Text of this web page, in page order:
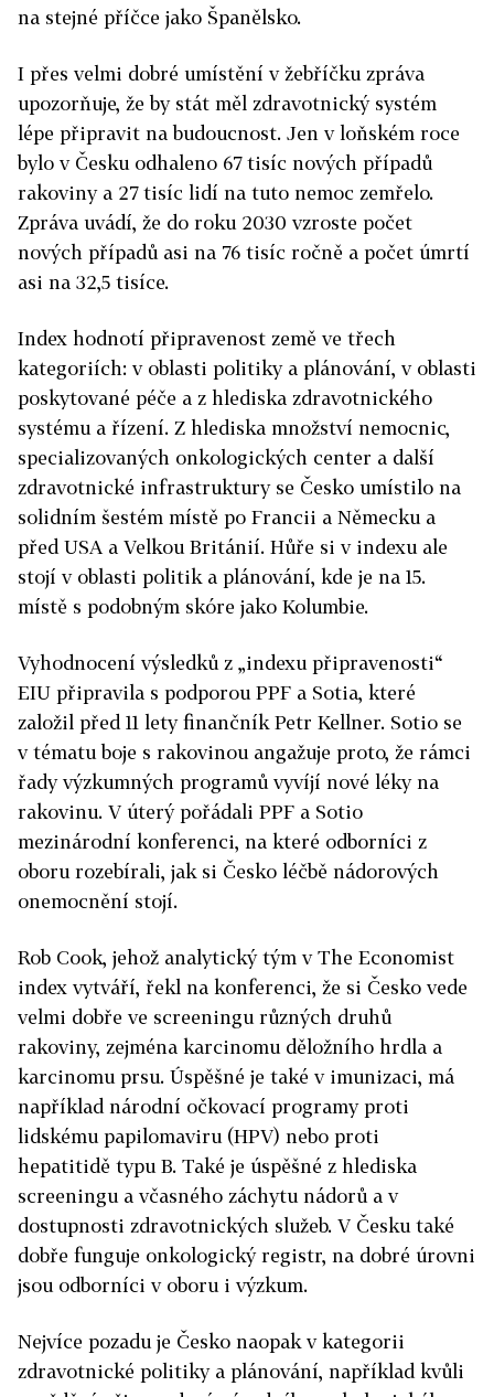
na stejné příčce jako Španělsko.
I přes velmi dobré umístění v žebříčku zpráva
upozorňuje, že by stát měl zdravotnický systém
lépe připravit na budoucnost. Jen v loňském roce
bylo v Česku odhaleno 67 tisíc nových případů
rakoviny a 27 tisíc lidí na tuto nemoc zemřelo.
Zpráva uvádí, že do roku 2030 vzroste počet
nových případů asi na 76 tisíc ročně a počet úmrtí
asi na 32,5 tisíce.
Index hodnotí připravenost země ve třech
kategoriích: v oblasti politiky a plánování, v oblasti
poskytované péče a z hlediska zdravotnického
systému a řízení. Z hlediska množství nemocnic,
specializovaných onkologických center a další
zdravotnické infrastruktury se Česko umístilo na
solidním šestém místě po Francii a Německu a
před USA a Velkou Británií. Hůře si v indexu ale
stojí v oblasti politik a plánování, kde je na 15.
místě s podobným skóre jako Kolumbie.
Vyhodnocení výsledků z „indexu připravenosti“
EIU připravila s podporou PPF a Sotia, které
založil před 11 lety finančník Petr Kellner. Sotio se
v tématu boje s rakovinou angažuje proto, že rámci
řady výzkumných programů vyvíjí nové léky na
rakovinu. V úterý pořádali PPF a Sotio
mezinárodní konferenci, na které odborníci z
oboru rozebírali, jak si Česko léčbě nádorových
onemocnění stojí.
Rob Cook, jehož analytický tým v The Economist
index vytváří, řekl na konferenci, že si Česko vede
velmi dobře ve screeningu různých druhů
rakoviny, zejména karcinomu děložního hrdla a
karcinomu prsu. Úspěšné je také v imunizaci, má
například národní očkovací programy proti
lidskému papilomaviru (HPV) nebo proti
hepatitidě typu B. Také je úspěšné z hlediska
screeningu a včasného záchytu nádorů a v
dostupnosti zdravotnických služeb. V Česku také
dobře funguje onkologický registr, na dobré úrovni
jsou odborníci v oboru i výzkum.
Nejvíce pozadu je Česko naopak v kategorii
zdravotnické politiky a plánování, například kvůli